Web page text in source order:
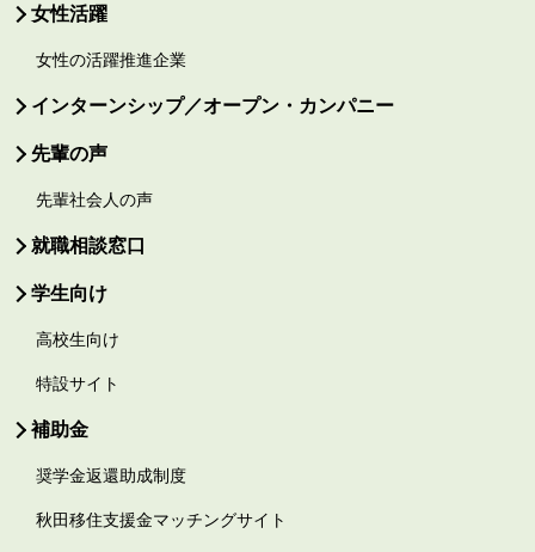
女性活躍
女性の活躍推進企業
インターンシップ／オープン・カンパニー
先輩の声
先輩社会人の声
就職相談窓口
学生向け
高校生向け
特設サイト
補助金
奨学金返還助成制度
秋田移住支援金マッチングサイト